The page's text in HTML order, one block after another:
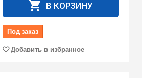
В КОРЗИНУ
Под заказ
Добавить в избранное